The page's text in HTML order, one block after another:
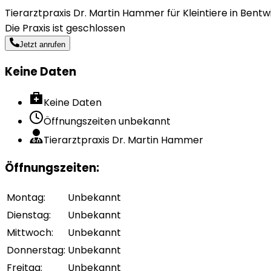
Tierarztpraxis Dr. Martin Hammer für Kleintiere in
Die Praxis ist geschlossen
Jetzt anrufen
Keine Daten
Keine Daten
Öffnungszeiten unbekannt
Tierarztpraxis Dr. Martin Hammer
Öffnungszeiten:
Montag:
Unbekannt
Dienstag:
Unbekannt
Mittwoch:
Unbekannt
Donnerstag: Unbekannt
Freitag:
Unbekannt